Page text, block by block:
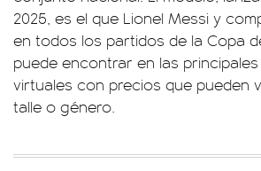
2025, es el que Lionel Messi y
en todos los partidos de la Copa
puede encontrar en las
virtuales con precios que pueden
talle o género.